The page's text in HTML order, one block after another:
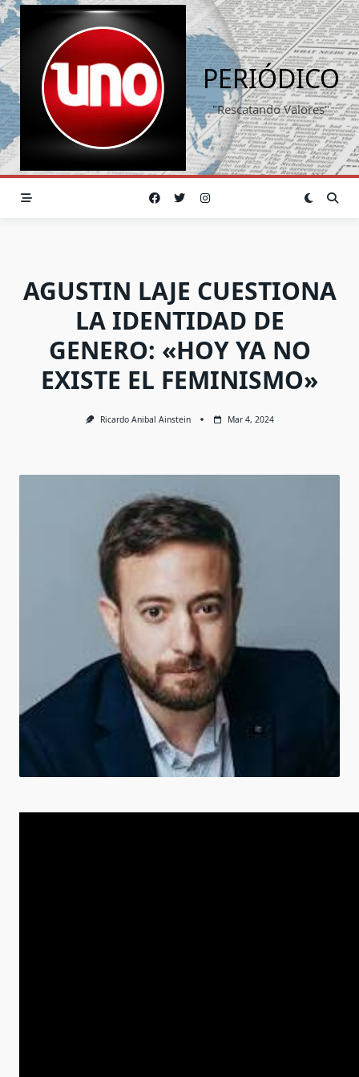
Saltar
al
contenido
PERIÓDICO
"Rescatando Valores"
AGUSTIN LAJE CUESTIONA
LA IDENTIDAD DE
GENERO: «HOY YA NO
EXISTE EL FEMINISMO»
Ricardo Anibal Ainstein Mar 4, 2024